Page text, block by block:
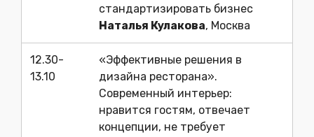
стандартизировать бизнес
Наталья Кулакова, Москва
12.30-
13.10
«Эффективные решения в
дизайна ресторана».
Современный интерьер:
нравится гостям, отвечает
концепции, не требует